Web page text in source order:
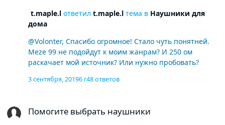
t.maple.lответил t.maple.lтема в Наушники для
дома
@Volonter, Спасибо огромное! Стало чуть понятней.
Meze 99 не подойдут к моим жанрам? И 250 ом
раскачает мой источник? Или нужно пробовать?
3 сентября, 20196 г48 ответов
Помогите выбрать наушники